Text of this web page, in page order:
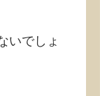
いでしょ